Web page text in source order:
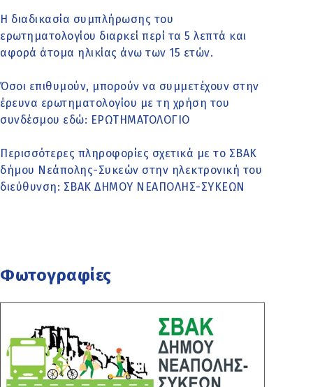
Η διαδικασία συμπλήρωσης του
ερωτηματολογίου διαρκεί περί τα 5 λεπτά και
αφορά άτομα ηλικίας άνω των 15 ετών.
Όσοι επιθυμούν, μπορούν να συμμετέχουν στην
έρευνα ερωτηματολογίου με τη χρήση του
συνδέσμου εδώ: ΕΡΩΤΗΜΑΤΟΛΟΓΙΟ
Περισσότερες πληροφορίες σχετικά με το ΣΒΑΚ
δήμου Νεάπολης-Συκεών στην ηλεκτρονική του
διεύθυνση: ΣΒΑΚ ΔΗΜΟΥ ΝΕΑΠΟΛΗΣ-ΣΥΚΕΩΝ
Φωτογραφίες